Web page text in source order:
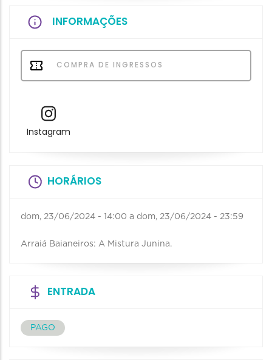
INFORMAÇÕES
COMPRA DE INGRESSOS
Instagram
HORÁRIOS
dom, 23/06/2024 - 14:00 a dom, 23/06/2024 - 23:59
Arraiá Baianeiros: A Mistura Junina.
ENTRADA
PAGO